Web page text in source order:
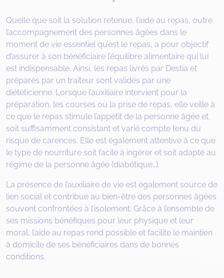
Quelle que soit la solution retenue, l’aide au repas, outre
l’accompagnement des personnes âgées dans le
moment de vie essentiel qu’est le repas, a pour objectif
d’assurer à son bénéficiaire l’équilibre alimentaire qui lui
est indispensable. Ainsi, les repas livrés par Destia et
préparés par un traiteur sont validés par une
diététicienne. Lorsque l’auxiliaire intervient pour la
préparation, les courses ou la prise de repas, elle veille à
ce que le repas stimule l’appétit de la personne âgée et
soit suffisamment consistant et varié compte tenu du
risque de carences. Elle est également attentive à ce que
le type de nourriture soit facile à ingérer et soit adapté au
régime de la personne âgée (diabétique…).
La présence de l’auxiliaire de vie est également source de
lien social et contribue au bien-être des personnes âgées
souvent confrontées à l’isolement. Grâce à l’ensemble de
ses missions bénéfiques pour leur physique et leur
moral, l’aide au repas rend possible et facilite le maintien
à domicile de ses bénéficiaires dans de bonnes
conditions.